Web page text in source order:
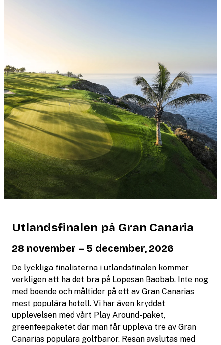
Utlandsfinalen på Gran Canaria
28 november – 5 december, 2026
De lyckliga finalisterna i utlandsfinalen kommer
verkligen att ha det bra på Lopesan Baobab. Inte nog
med boende och måltider på ett av Gran Canarias
mest populära hotell. Vi har även kryddat
upplevelsen med vårt Play Around-paket,
greenfeepaketet där man får uppleva tre av Gran
Canarias populära golfbanor. Resan avslutas med